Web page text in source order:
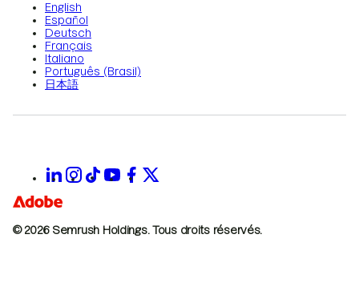
English
Español
Deutsch
Français
Italiano
Português (Brasil)
日本語
© 2026 Semrush Holdings. Tous droits réservés.